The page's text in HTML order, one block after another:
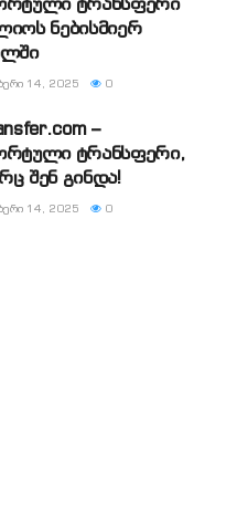
ნებისმიერ
14, 2025 0
–
ტრანსფერი,
შენ გინდა!
14, 2025 0